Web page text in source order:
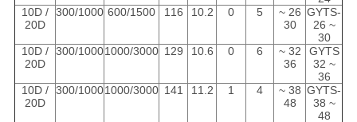
GYTS-
26 ~
30
26 ~
30
5
0
10.2
116
600/1500
300/1000
10D /
20D
GYTS
32 ~
36
32 ~
36
6
0
10.6
129
1000/3000
300/1000
10D /
20D
GYTS-
38 ~
48
38 ~
48
4
1
11.2
141
1000/3000
300/1000
10D /
20D